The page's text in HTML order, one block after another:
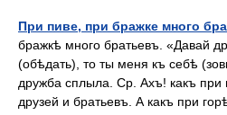
При пиве, при бражке много
бражкѣ много братьевъ. «Давай
(обѣдать), то ты меня къ себѣ
дружба сплыла. Ср. Ахъ! какъ
друзей и братьевъ. А какъ при